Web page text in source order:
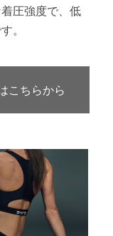
圧強度で、低
。
こちらから